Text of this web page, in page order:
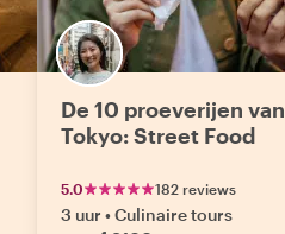
De 10 proeverijen van
Tokyo: Street Food
5.0 182 reviews
3 uur •Culinaire tours